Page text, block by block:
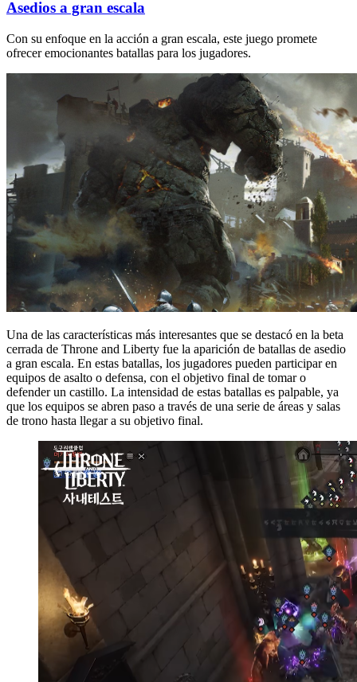
Asedios a gran escala
Con su enfoque en la acción a gran escala, este juego promete
ofrecer emocionantes batallas para los jugadores.
Una de las características más interesantes que se destacó en la beta
cerrada de Throne and Liberty fue la aparición de batallas de asedio
a gran escala. En estas batallas, los jugadores pueden participar en
equipos de asalto o defensa, con el objetivo final de tomar o
defender un castillo. La intensidad de estas batallas es palpable, ya
que los equipos se abren paso a través de una serie de áreas y salas
de trono hasta llegar a su objetivo final.